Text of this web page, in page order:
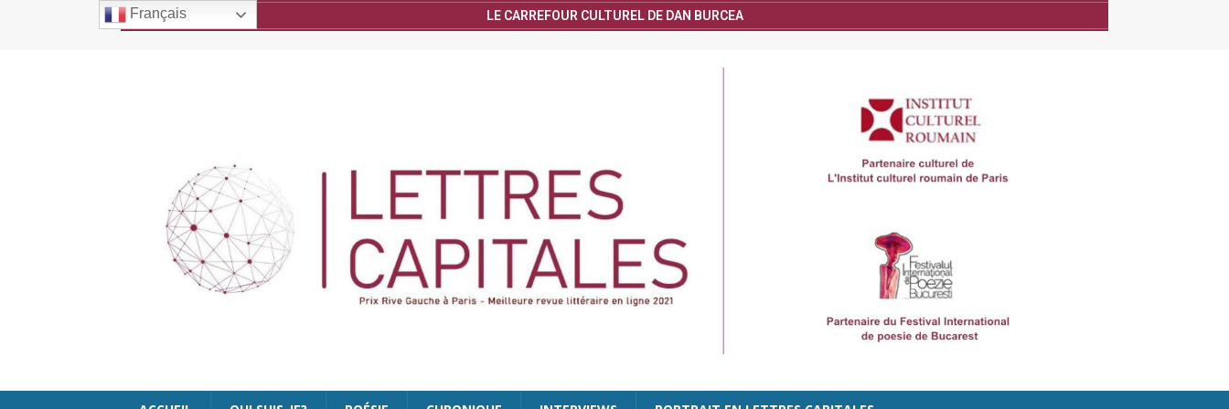
LE CARREFOUR CULTUREL DE DAN BURCEA
Français